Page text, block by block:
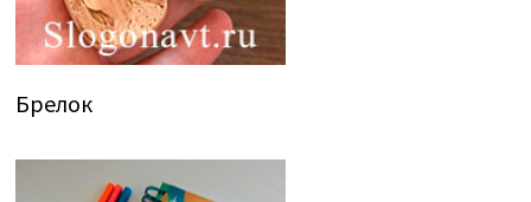
Брелок